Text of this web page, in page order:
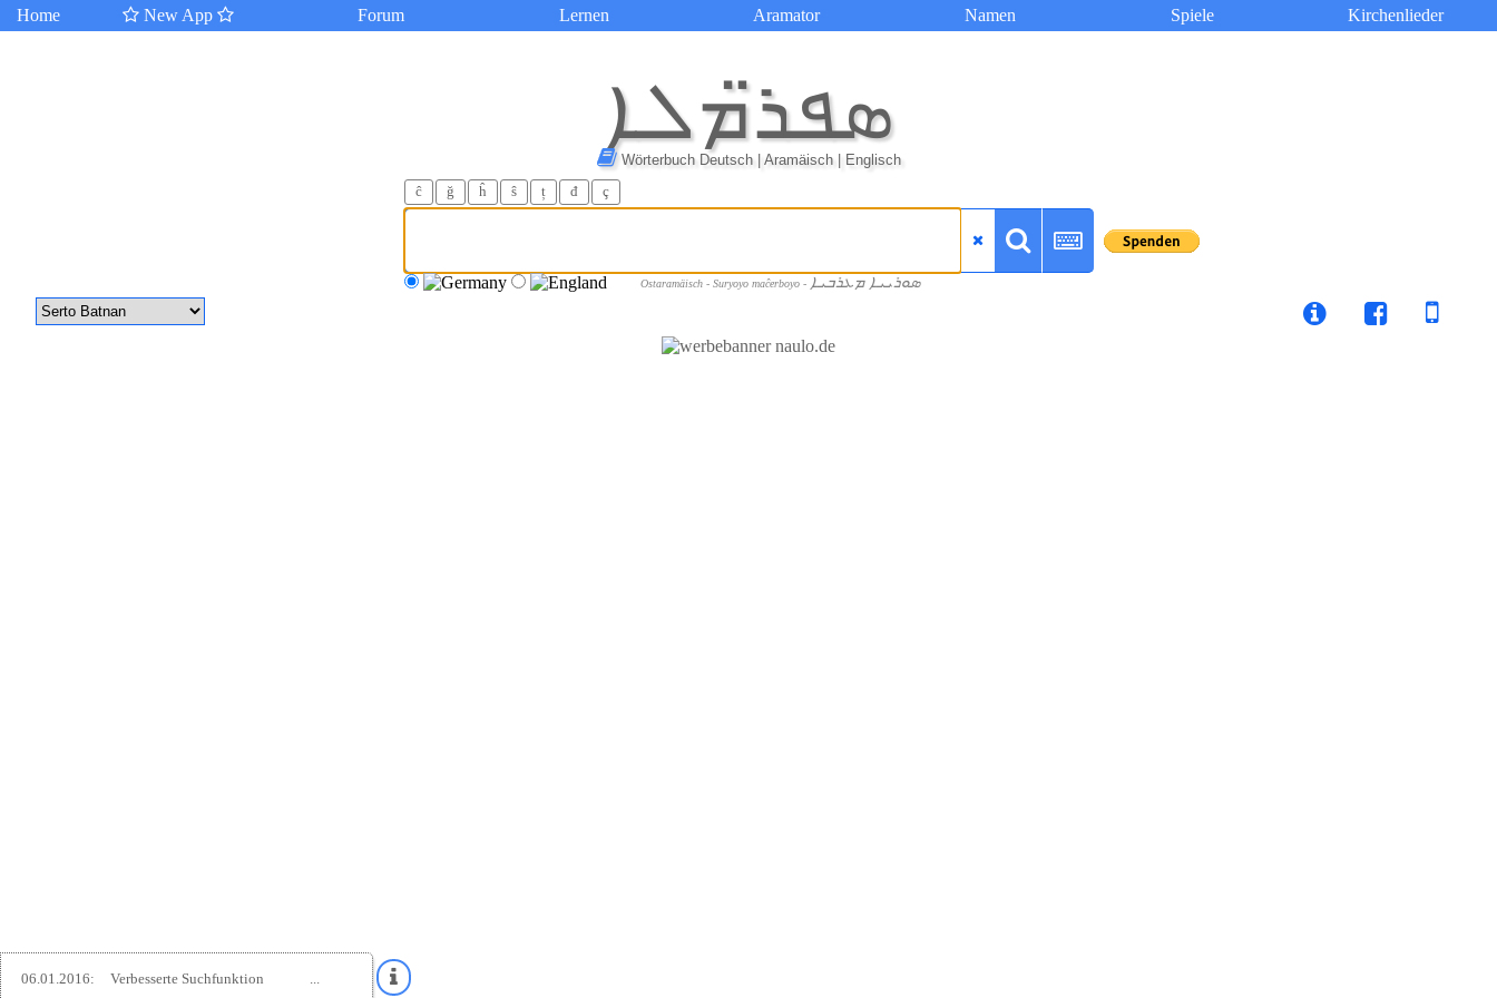
Home New App Forum Lernen Aramator Namen Spiele Kirchenlieder
ܣܦܪ̈ܡܠܐ
Wörterbuch Deutsch | Aramäisch | Englisch
ĉ ğ ĥ ŝ ț đ ç
Ostaramäisch - Suryoyo maĉerboyo - ܣܘܪܝܝܐ ܡܥܪܒܝܐ
06.01.2016: Verbesserte Suchfunktion ...